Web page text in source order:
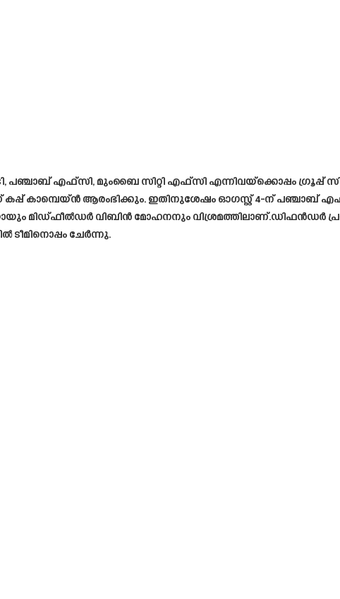
എഫ്‌സി, മുംബൈ സിറ്റി എഫ്‌സി എന്നിവയ്‌ക്കൊപ്പം ഗ്രൂപ്പ്
കാമ്പെയ്ൻ ആരംഭിക്കും. ഇതിനുശേഷം ഓഗസ്റ്റ് 4-ന്
മിഡ്ഫീൽഡർ വിബിൻ മോഹനനും വിശ്രമത്തിലാണ്.ഡിഫൻഡർ
ചേർന്നു.